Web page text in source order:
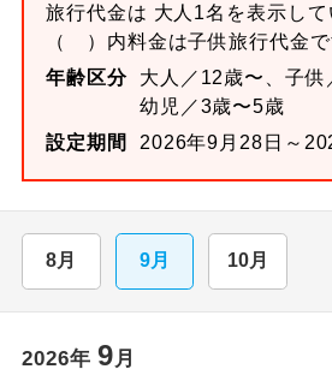
旅行代金は 大人1名を表示して
（ ）内料金は子供旅行代金で
年齢区分
大人／12歳〜、子供
幼児／3歳〜5歳
設定期間
2026年9月28日～
8月 9月 10月
2026年 9月